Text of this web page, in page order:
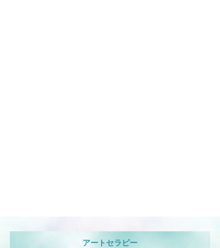
アートセラピー